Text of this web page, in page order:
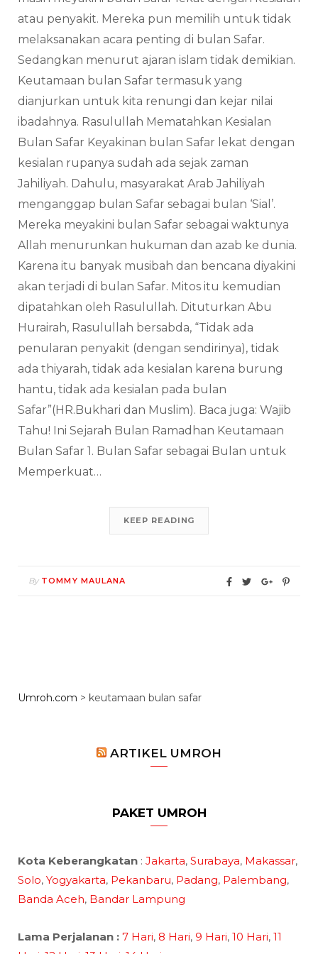
atau penyakit. Mereka pun memilih untuk tidak
melaksanakan acara penting di bulan Safar.
Sedangkan menurut ajaran islam tidak demikian.
Keutamaan bulan Safar termasuk yang
dianjurkan untuk kita renungi dan kejar nilai
ibadahnya. Rasulullah Mematahkan Kesialan
Bulan Safar Keyakinan bulan Safar lekat dengan
kesialan rupanya sudah ada sejak zaman
Jahiliyah. Dahulu, masyarakat Arab Jahiliyah
menganggap bulan Safar sebagai bulan ‘Sial’.
Mereka meyakini bulan Safar sebagai waktunya
Allah menurunkan hukuman dan azab ke dunia.
Karena itu banyak musibah dan bencana diyakini
akan terjadi di bulan Safar. Mitos itu kemudian
dipatahkan oleh Rasulullah. Dituturkan Abu
Hurairah, Rasulullah bersabda, “Tidak ada
penularan penyakit (dengan sendirinya), tidak
ada thiyarah, tidak ada kesialan karena burung
hantu, tidak ada kesialan pada bulan
Safar”(HR.Bukhari dan Muslim). Baca juga: Wajib
Tahu! Ini Sejarah Bulan Ramadhan Keutamaan
Bulan Safar 1. Bulan Safar sebagai Bulan untuk
Memperkuat…
KEEP READING
By TOMMY MAULANA
Umroh.com > keutamaan bulan safar
ARTIKEL UMROH
PAKET UMROH
Kota Keberangkatan : Jakarta, Surabaya, Makassar,
Solo, Yogyakarta, Pekanbaru, Padang, Palembang,
Banda Aceh, Bandar Lampung
Lama Perjalanan : 7 Hari, 8 Hari, 9 Hari, 10 Hari, 11